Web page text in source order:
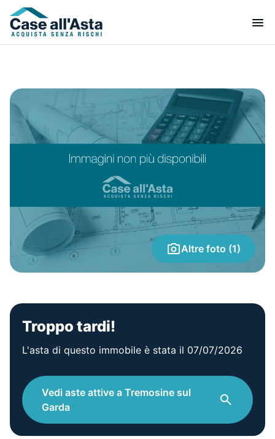
Altre foto (1)
Troppo tardi!
L'asta di questo immobile è stata il 07/07/2026
Vedi aste attive a Tremosine sul
Garda